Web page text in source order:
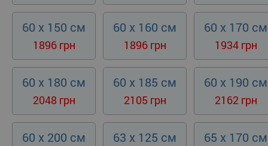
60 x 150 см
1896 грн
60 x 160 см
1896 грн
60 x 170 см
1934 грн
60 x 180 см
2048 грн
60 x 185 см
2105 грн
60 x 190 см
2162 грн
60 x 200 см 63 x 125 см 65 x 170 см